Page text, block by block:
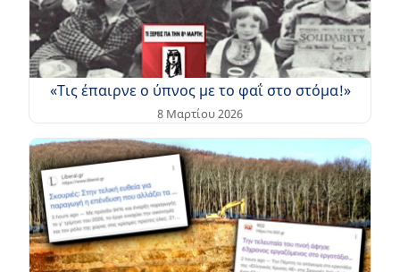
«Τις έπαιρνε ο ύπνος με το φαΐ στο στόμα!»
8 Μαρτίου 2026